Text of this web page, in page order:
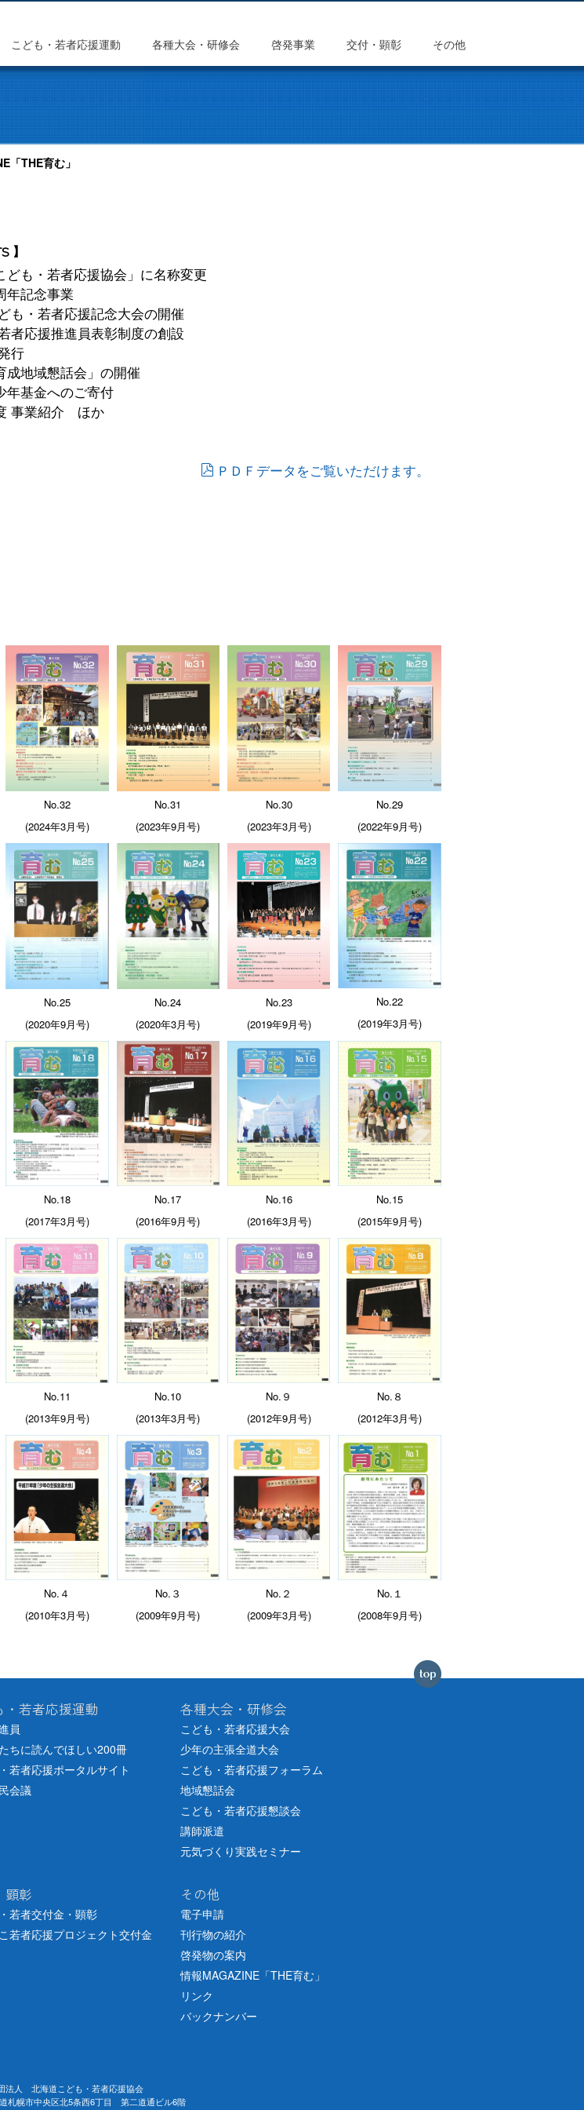
こども・若者応援運動 各種大会・研修会 啓発事業 交付・顕彰 その他
「THE育む」
】
も・若者応援協会」に名称変更
記念事業
も・若者応援記念大会の開催
者応援推進員表彰制度の創設
行
地域懇話会」の開催
基金へのご寄付
事業紹介 ほか
ＰＤＦデータをご覧いただけます。
No.32
(2024年3月号)
No.31
(2023年9月号)
No.30
(2023年3月号)
No.29
(2022年9月号)
No.25
(2020年9月号)
No.24
(2020年3月号)
No.23
(2019年9月号)
No.22
(2019年3月号)
No.18
(2017年3月号)
No.17
(2016年9月号)
No.16
(2016年3月号)
No.15
(2015年9月号)
No.11
(2013年9月号)
No.10
(2013年3月号)
No.９
(2012年9月号)
No.８
(2012年3月号)
No.４
(2010年3月号)
No.３
(2009年9月号)
No.２
(2009年3月号)
No.１
(2008年9月号)
・若者応援運動
員
ちに読んでほしい200冊
若者応援ポータルサイト
会議
各種大会・研修会
こども・若者応援大会
少年の主張全道大会
こども・若者応援フォーラム
地域懇話会
こども・若者応援懇談会
講師派遣
元気づくり実践セミナー
顕彰
若者交付金・顕彰
若者応援プロジェクト交付金
その他
電子申請
刊行物の紹介
啓発物の案内
情報MAGAZINE「THE育む」
リンク
バックナンバー
法人 北海道こども・若者応援協会
札幌市中央区北5条西6丁目 第二道通ビル6階